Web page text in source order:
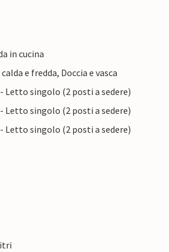
in cucina
e fredda, Doccia e vasca
Letto singolo (2 posti a sedere)
Letto singolo (2 posti a sedere)
Letto singolo (2 posti a sedere)